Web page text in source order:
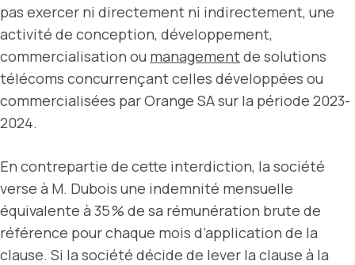
pas exercer ni directement ni indirectement, une
activité de conception, développement,
commercialisation ou managementde solutions
télécoms concurrençant celles développées ou
commercialisées par Orange SA sur la période 2023-
2024.
En contrepartie de cette interdiction, la société
verse à M. Dubois une indemnité mensuelle
équivalente à 35 % de sa rémunération brute de
référence pour chaque mois d’application de la
clause. Si la société décide de lever la clause à la